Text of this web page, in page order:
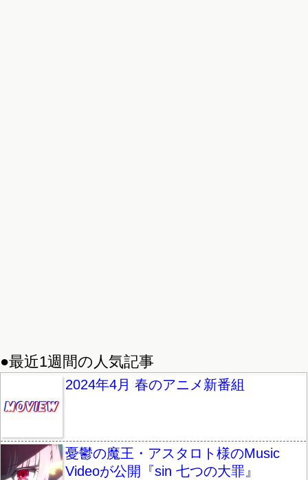
●最近1週間の人気記事
2024年4月 春のアニメ新番組
憂鬱の魔王・アスタロト様のMusic
Videoが公開『sin 七つの大罪』